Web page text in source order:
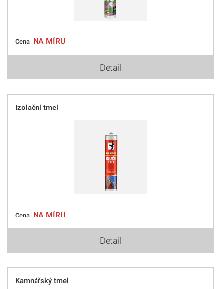
Cena NA MÍRU
Detail
Izolační tmel
Cena NA MÍRU
Detail
Kamnářský tmel